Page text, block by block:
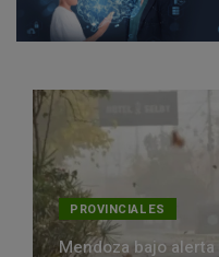
PROVINCIALES
Mendoza bajo